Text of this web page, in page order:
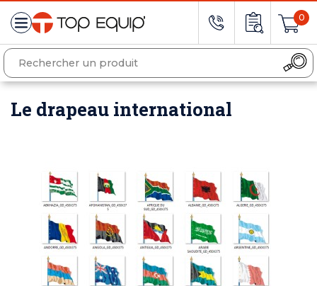
0
Le drapeau international